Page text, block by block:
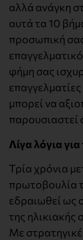
αλλά ανάγκη
αυτά τα 10
προσωπική
φήμη σας
μπορεί να
παρουσιαστεί
Λίγα λόγια
Τρία χρόνια
πρωτοβουλία
εδραιωθεί ως
της ηλικιακής
Με